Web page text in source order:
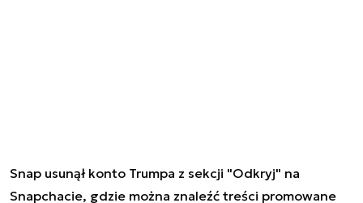
Snap usunął konto Trumpa z sekcji "Odkryj" na
Snapchacie, gdzie można znaleźć treści promowane